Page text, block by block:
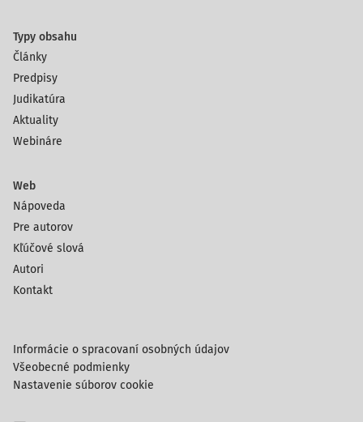
Typy obsahu
Články
Predpisy
Judikatúra
Aktuality
Webináre
Web
Nápoveda
Pre autorov
Kľúčové slová
Autori
Kontakt
Informácie o spracovaní osobných údajov
Všeobecné podmienky
Nastavenie súborov cookie